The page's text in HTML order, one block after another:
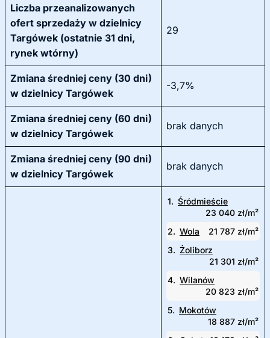
Liczba przeanalizowanych
ofert sprzedaży w dzielnicy
Targówek (ostatnie 31 dni,
rynek wtórny)
29
Zmiana średniej ceny (30 dni)
w dzielnicy Targówek
-3,7%
Zmiana średniej ceny (60 dni)
w dzielnicy Targówek
brak danych
Zmiana średniej ceny (90 dni)
w dzielnicy Targówek
brak danych
1. Śródmieście
23 040 zł/m²
2. Wola
21 787 zł/m²
3. Żoliborz
21 301 zł/m²
4. Wilanów
20 823 zł/m²
5. Mokotów
18 887 zł/m²